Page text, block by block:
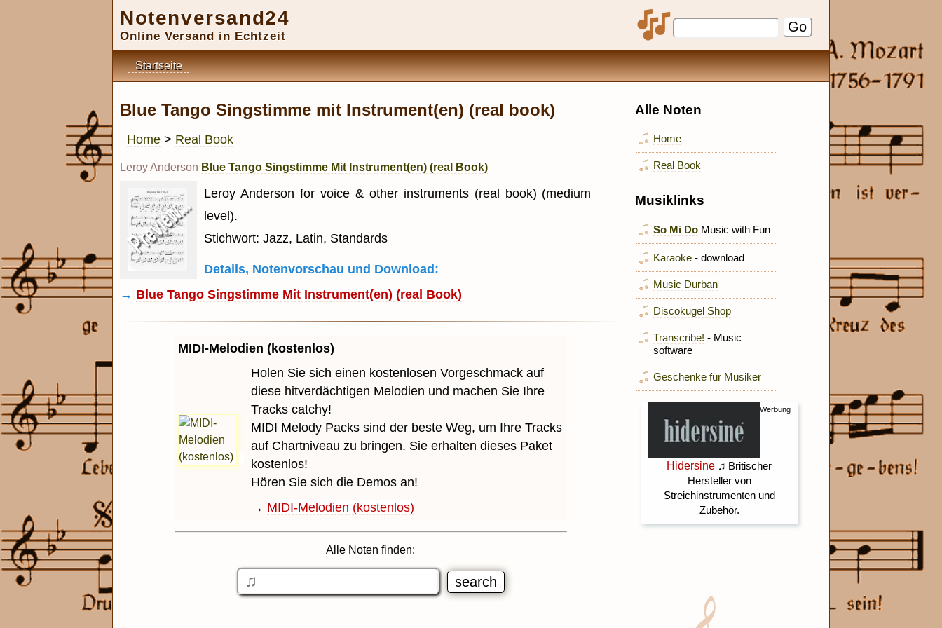
Notenversand24
Online Versand in Echtzeit
Startseite
Blue Tango Singstimme mit Instrument(en) (real book)
Home > Real Book
Leroy Anderson Blue Tango Singstimme Mit Instrument(en) (real Book)
Leroy Anderson for voice & other instruments (real book) (medium
level).
Stichwort: Jazz, Latin, Standards
Details, Notenvorschau und Download:
→ Blue Tango Singstimme Mit Instrument(en) (real Book)
MIDI-Melodien (kostenlos)
Holen Sie sich einen kostenlosen Vorgeschmack auf
diese hitverdächtigen Melodien und machen Sie Ihre
Tracks catchy!
MIDI Melody Packs sind der beste Weg, um Ihre Tracks
auf Chartniveau zu bringen. Sie erhalten dieses Paket
kostenlos!
Hören Sie sich die Demos an!
→ MIDI-Melodien (kostenlos)
Alle Noten finden:
Alle Noten
Home
Real Book
Musiklinks
So Mi Do Music with Fun
Karaoke - download
Music Durban
Discokugel Shop
Transcribe! - Music
software
Geschenke für Musiker